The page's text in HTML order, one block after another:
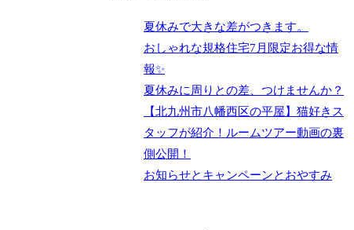
夏休みで大きな差がつきます。
おしゃれな規格住宅7月限定お得な情
報✨
夏休みに周りとの差、つけませんか？
【北九州市八幡西区の平屋】猫好きス
タッフが紹介！ルームツアー動画の裏
側公開！
お知らせとキャンペーンとおやすみ